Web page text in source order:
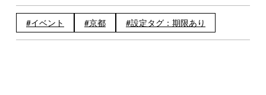
イベント 京都 設定タグ：期限あり